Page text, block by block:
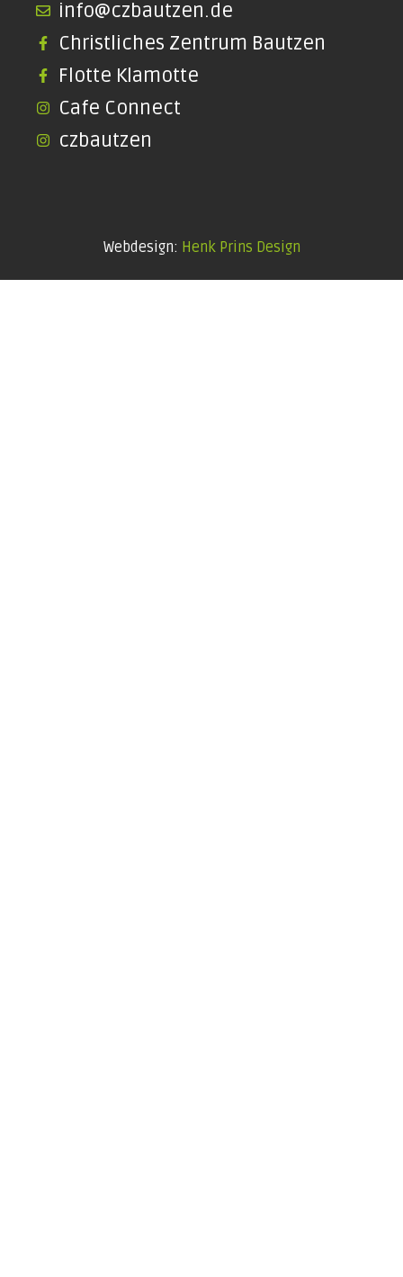
info@czbautzen.de
Christliches Zentrum Bautzen
Flotte Klamotte
Cafe Connect
czbautzen
Webdesign: Henk Prins Design